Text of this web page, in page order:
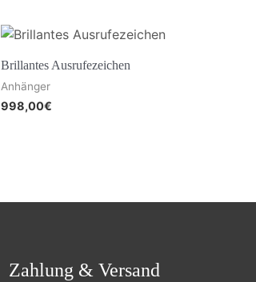
Brillantes Ausrufezeichen
Anhänger
998,00€
Zahlung & Versand